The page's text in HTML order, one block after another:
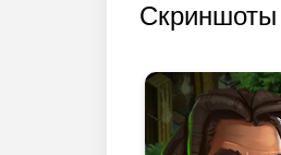
Скриншоты